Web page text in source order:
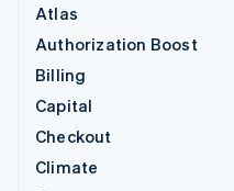
Atlas
Authorization Boost
Billing
Capital
Checkout
Climate